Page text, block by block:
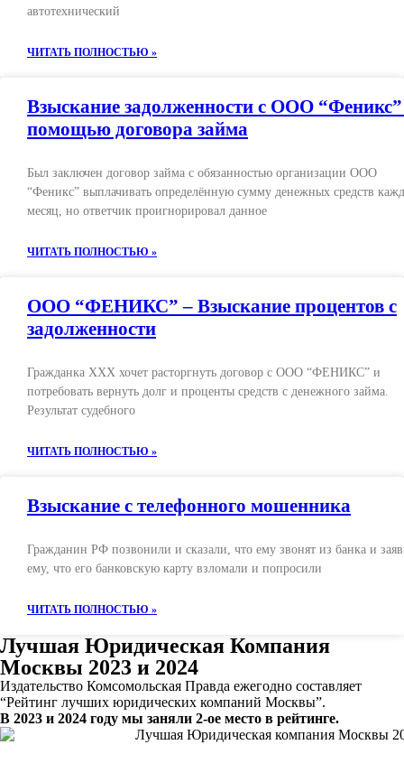
автотехнический
ЧИТАТЬ ПОЛНОСТЬЮ »
Взыскание задолженности с ООО “Феникс”
помощью договора займа
Был заключен договор займа с обязанностью организации ООО
“Феникс” выплачивать определённую сумму денежных средств
месяц, но ответчик проигнорировал данное
ЧИТАТЬ ПОЛНОСТЬЮ »
ООО “ФЕНИКС” – Взыскание процентов с
задолженности
Гражданка ХХХ хочет расторгнуть договор с ООО “ФЕНИКС” и
потребовать вернуть долг и проценты средств с денежного займа.
Результат судебного
ЧИТАТЬ ПОЛНОСТЬЮ »
Взыскание с телефонного мошенника
Гражданин РФ позвонили и сказали, что ему звонят из банка и
ему, что его банковскую карту взломали и попросили
ЧИТАТЬ ПОЛНОСТЬЮ »
Лучшая Юридическая Компания
Москвы 2023 и 2024
Издательство Комсомольская Правда ежегодно составляет
“Рейтинг лучших юридических компаний Москвы”.
В 2023 и 2024 году мы заняли 2-ое место в рейтинге.